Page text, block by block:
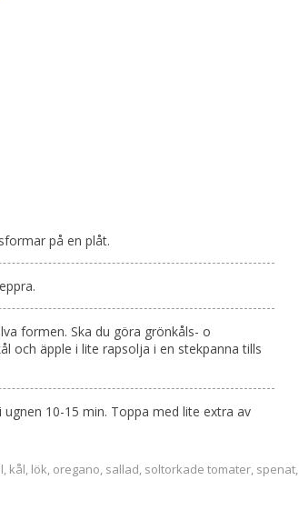
på en plåt.
formen. Ska du göra grönkåls- o
och äpple i lite rapsolja i en stekpanna tills
10-15 min. Toppa med lite extra av
, kål, lök, oregano, sallad, soltorkade tomater, spenat,